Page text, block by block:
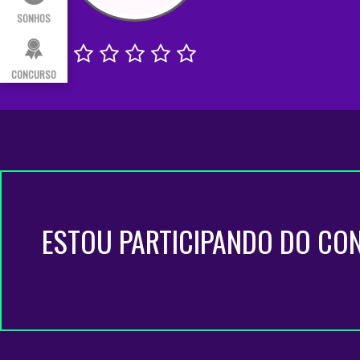
SONHOS
CONCURSO
ESTOU PARTICIPANDO DO